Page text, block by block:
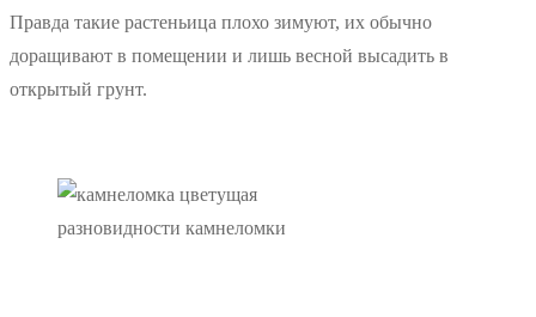
Правда такие растеньица плохо зимуют, их обычно
доращивают в помещении и лишь весной высадить в
открытый грунт.
разновидности камнеломки